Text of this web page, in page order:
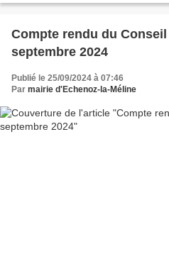
Compte rendu du
septembre 2024
Publié le 25/09/2024 à 07:46
Par mairie d'Echenoz-la-Méline